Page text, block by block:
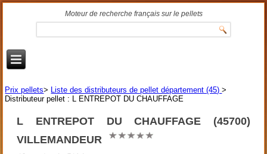
Moteur de recherche français sur le pellets
Prix pellets> Liste des distributeurs de pellet département (45)>
Distributeur pellet : L ENTREPOT DU CHAUFFAGE
L ENTREPOT DU CHAUFFAGE (45700)
VILLEMANDEUR